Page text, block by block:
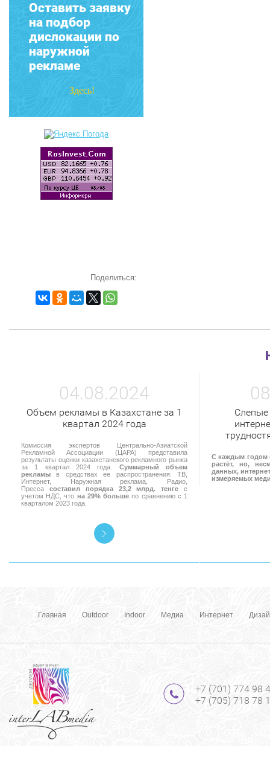
Оставить заявку
на подбор
дислокации по
наружной
рекламе
Здесь!
Поделиться:
04.08.2024
Объем рекламы в Казахстане за 1
квартал 2024 года
Комиссия экспертов Центрально-Азиатской
Рекламной Ассоциации (ЦАРА) представила
результаты оценки казахстанского рекламного рынка
за 1 квартал 2024 года. Суммарный объем
рекламы в средствах ее распространения: ТВ,
Интернет, Наружная реклама, Радио,
Пресса составил порядка 23,2 млрд. тенге с
учетом НДС, что на 29% больше по сравнению с 1
кварталом 2023 года.
С каждым годом
растёт, но,
данных,
измеряемых
Главная Outdoor Indoor Медиа Интернет
+7 (701) 774 98
+7 (705) 718 78